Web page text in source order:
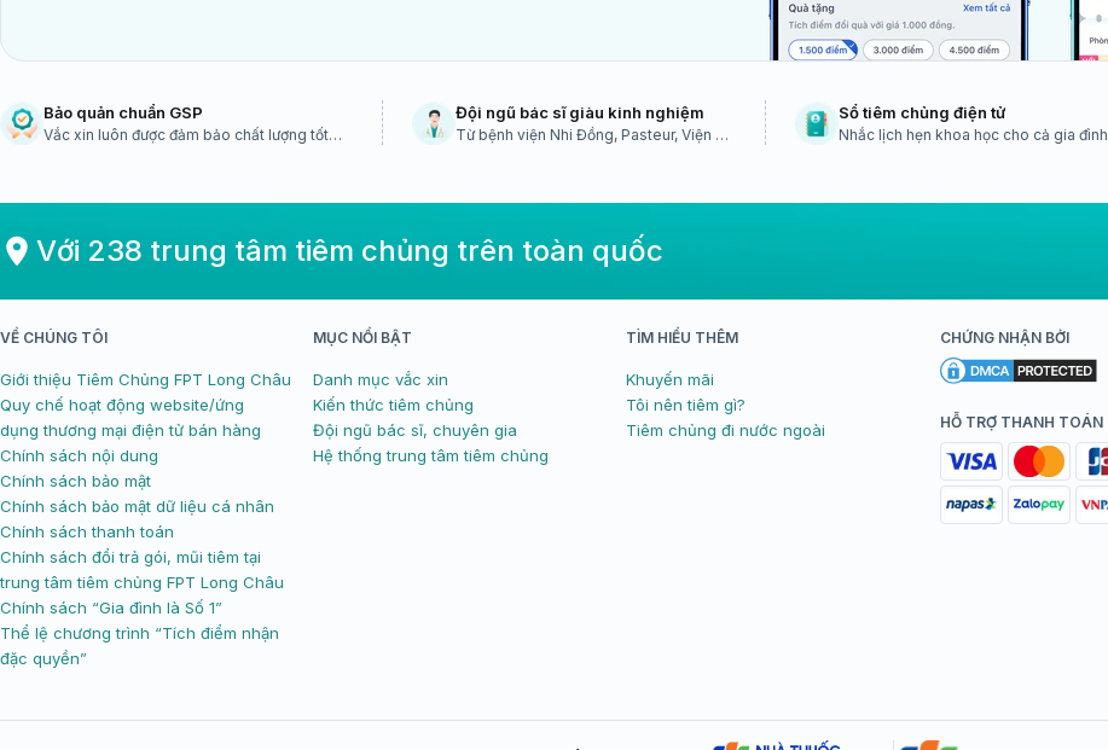
Bảo quản chuẩn GSP
Vắc xin luôn được đảm bảo chất lượng tốt
Đội ngũ bác sĩ giàu kinh nghiệm
Từ bệnh viện Nhi Đồng, Pasteur, Viện vệ
Sổ tiêm chủng điện tử
Nhắc lịch hẹn khoa học cho cả gia đình
Với 238 trung tâm tiêm chủng trên toàn quốc
VỀ CHÚNG TÔI
Giới thiệu Tiêm Chủng FPT Long Châu
Quy chế hoạt động website/ứng
dụng thương mại điện tử bán hàng
Chính sách nội dung
Chính sách bảo mật
Chính sách bảo mật dữ liệu cá nhân
Chính sách thanh toán
Chính sách đổi trả gói, mũi tiêm tại
trung tâm tiêm chủng FPT Long Châu
Chính sách “Gia đình là Số 1”
Thể lệ chương trình “Tích điểm nhận
đặc quyền”
MỤC NỔI BẬT
Danh mục vắc xin
Kiến thức tiêm chủng
Đội ngũ bác sĩ, chuyên gia
Hệ thống trung tâm tiêm chủng
TÌM HIỂU THÊM
Khuyến mãi
Tôi nên tiêm gì?
Tiêm chủng đi nước ngoài
CHỨNG NHẬN BỞI
HỖ TRỢ THANH TOÁN